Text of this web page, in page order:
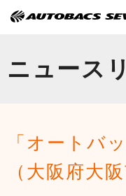
ニュース
「オートバ
（大阪府大
サステナビリティ
Language